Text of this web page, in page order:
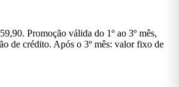
Promoção válida do 1º ao 3º mês,
de crédito. Após o 3º mês: valor fixo de